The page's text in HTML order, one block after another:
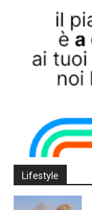
Lifestyle